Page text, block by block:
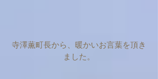
寺澤薫町長から、暖かいお言葉を頂き
ました。